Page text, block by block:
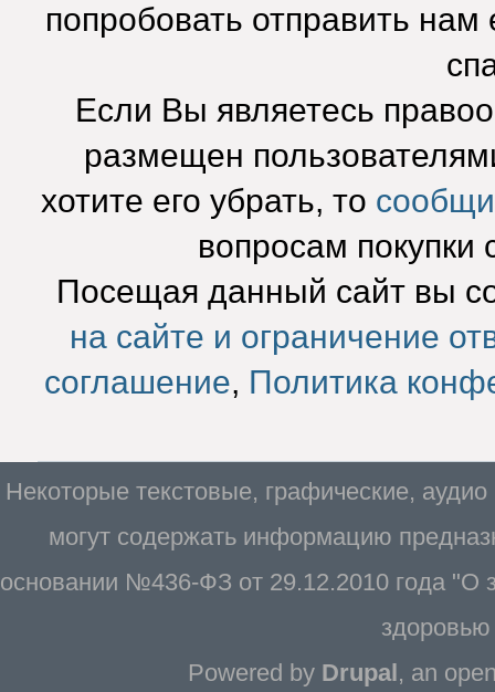
попробовать отправить нам
Если Вы являетесь
размещен
хотите его убрать, то
вопросам покупки
Посещая данный сайт вы
на сайте и ограничение
соглашение, Политика
Некоторые текстовые, графические,
могут содержать информацию
основании №436-ФЗ от 29.12.2010 года "О
Powered by Drupal , an